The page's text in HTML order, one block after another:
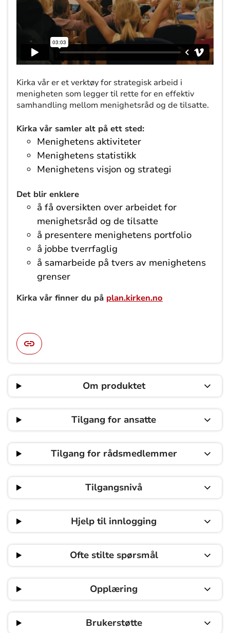
Kirka vår er et verktøy for strategisk arbeid i
menigheten som legger til rette for en effektiv
samhandling mellom menighetsråd og de tilsatte.
Kirka vår samler alt på ett sted:
Menighetens aktiviteter
Menighetens statistikk
Menighetens visjon og strategi
Det blir enklere
å få oversikten over arbeidet for
menighetsråd og de tilsatte
å presentere menighetens portfolio
å jobbe tverrfaglig
å samarbeide på tvers av menighetens
grenser
Kirka vår finner du på plan.kirken.no
Om produktet
Tilgang for ansatte
Tilgang for rådsmedlemmer
Tilgangsnivå
Hjelp til innlogging
Ofte stilte spørsmål
Opplæring
Brukerstøtte